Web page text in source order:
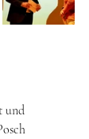
und